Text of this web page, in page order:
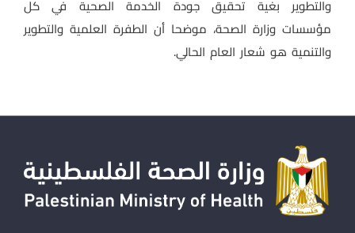
والتطوير بغية تحقيق جودة الخدمة الصحية في كل
مؤسسات وزارة الصحة، موضحا أن الطفرة العلمية والتطوير
والتنمية هو شعار العام الحالي.